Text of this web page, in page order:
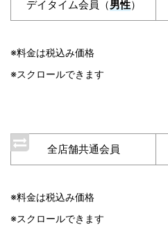
デイタイム会員（男性）
※料金は税込み価格
※スクロールできます
全店舗共通会員
※料金は税込み価格
※スクロールできます